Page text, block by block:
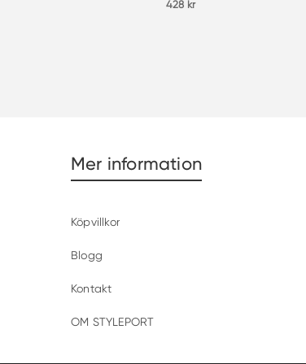
428 kr
Mer information
Köpvillkor
Blogg
Kontakt
OM STYLEPORT